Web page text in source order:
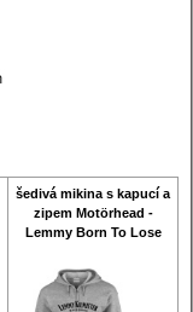
šedivá mikina s kapucí a
zipem Motörhead -
Lemmy Born To Lose